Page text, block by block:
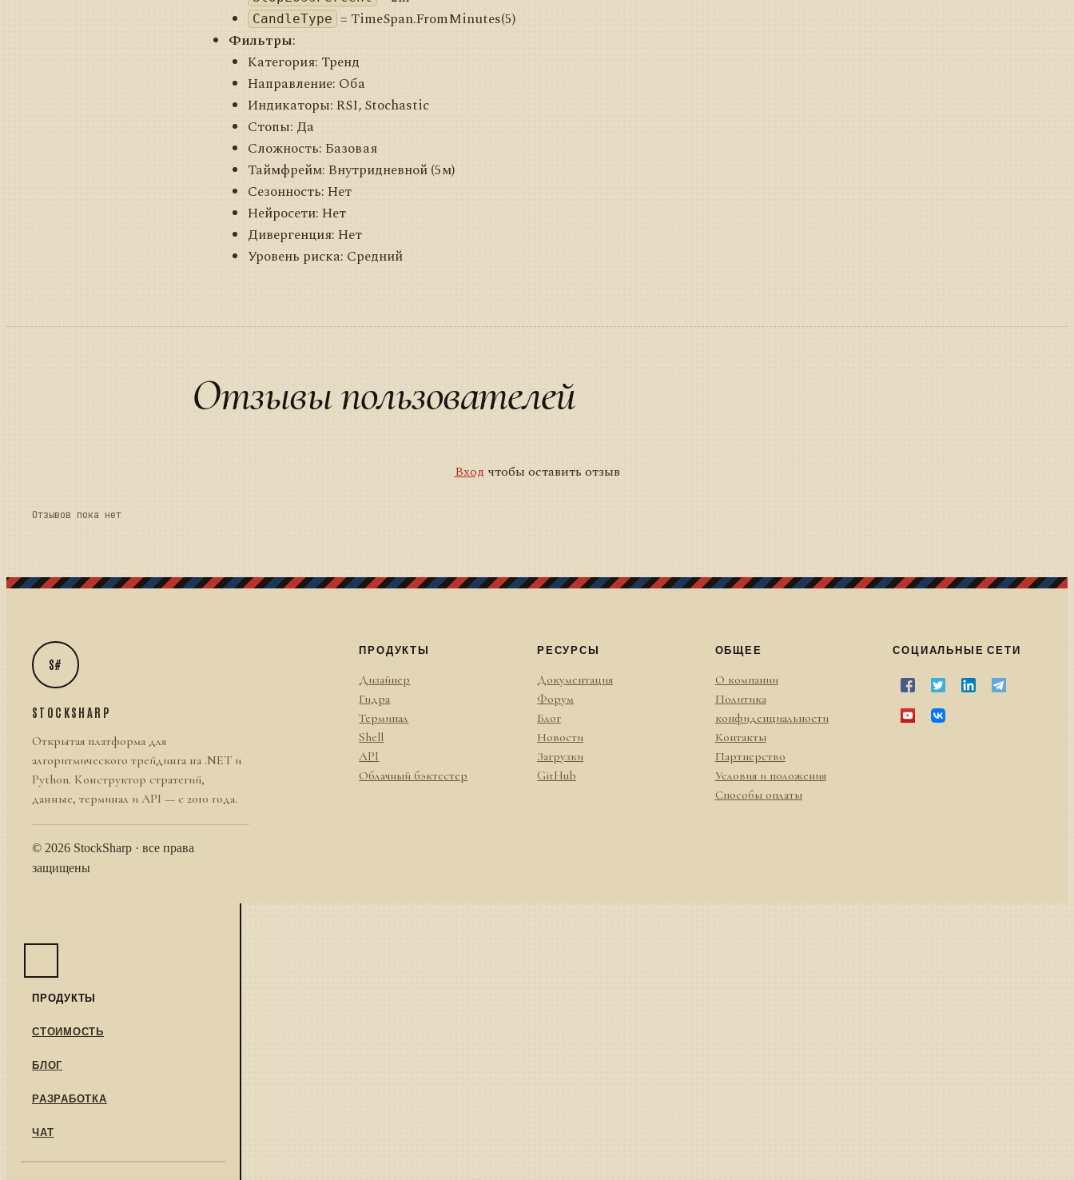
CandleType = TimeSpan.FromMinutes(5)
Фильтры:
Категория: Тренд
Направление: Оба
Индикаторы: RSI, Stochastic
Стопы: Да
Сложность: Базовая
Таймфрейм: Внутридневной (5м)
Сезонность: Нет
Нейросети: Нет
Дивергенция: Нет
Уровень риска: Средний
Отзывы пользователей
Вход чтобы оставить отзыв
Отзывов пока нет
S#
STOCKSHARP
Открытая платформа для
алгоритмического трейдинга на .NET и
Python. Конструктор стратегий,
данные, терминал и API — с 2010 года.
© 2026 StockSharp · все права
защищены
ПРОДУКТЫ
Дизайнер
Гидра
Терминал
Shell
API
Облачный бэктестер
РЕСУРСЫ
Документация
Форум
Блог
Новости
Загрузки
GitHub
ОБЩЕЕ
О компании
Политика
конфиденциальности
Контакты
Партнерство
Условия и положения
Способы оплаты
СОЦИАЛЬНЫЕ СЕТИ
ПРОДУКТЫ
СТОИМОСТЬ
БЛОГ
РАЗРАБОТКА
ЧАТ